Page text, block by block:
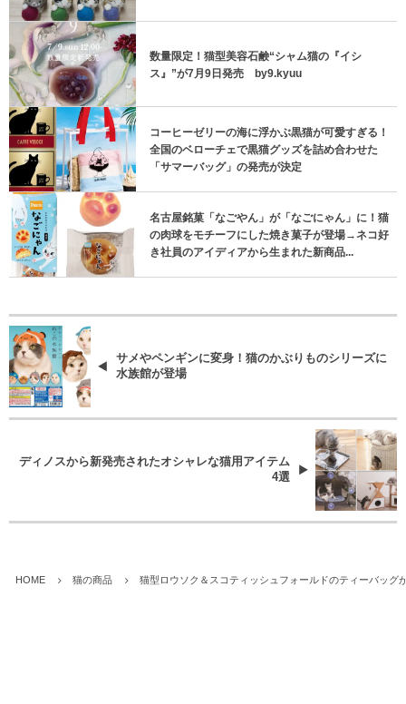
数量限定！猫型美容石鹸“シャム猫の『イシ
ス』”が7月9日発売 by9.kyuu
コーヒーゼリーの海に浮かぶ黒猫が可愛すぎる！
全国のベローチェで黒猫グッズを詰め合わせた
「サマーバッグ」の発売が決定
名古屋銘菓「なごやん」が「なごにゃん」に！猫
の肉球をモチーフにした焼き菓子が登場→ネコ好
き社員のアイディアから生まれた新商品...
サメやペンギンに変身！猫のかぶりものシリーズに
水族館が登場
ディノスから新発売されたオシャレな猫用アイテム
4選
HOME 猫の商品 猫型ロウソク＆スコティッシュフォールドのティーバッグ